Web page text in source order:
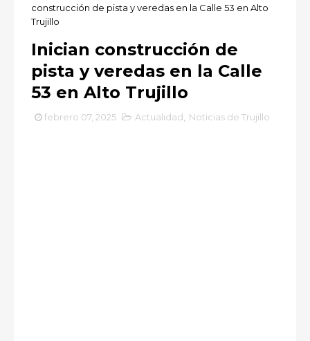
construcción de pista y veredas en la Calle 53 en Alto
Trujillo
Inician construcción de
pista y veredas en la Calle
53 en Alto Trujillo
febrero 07, 2025 Actualidad Noticias de Trujillo